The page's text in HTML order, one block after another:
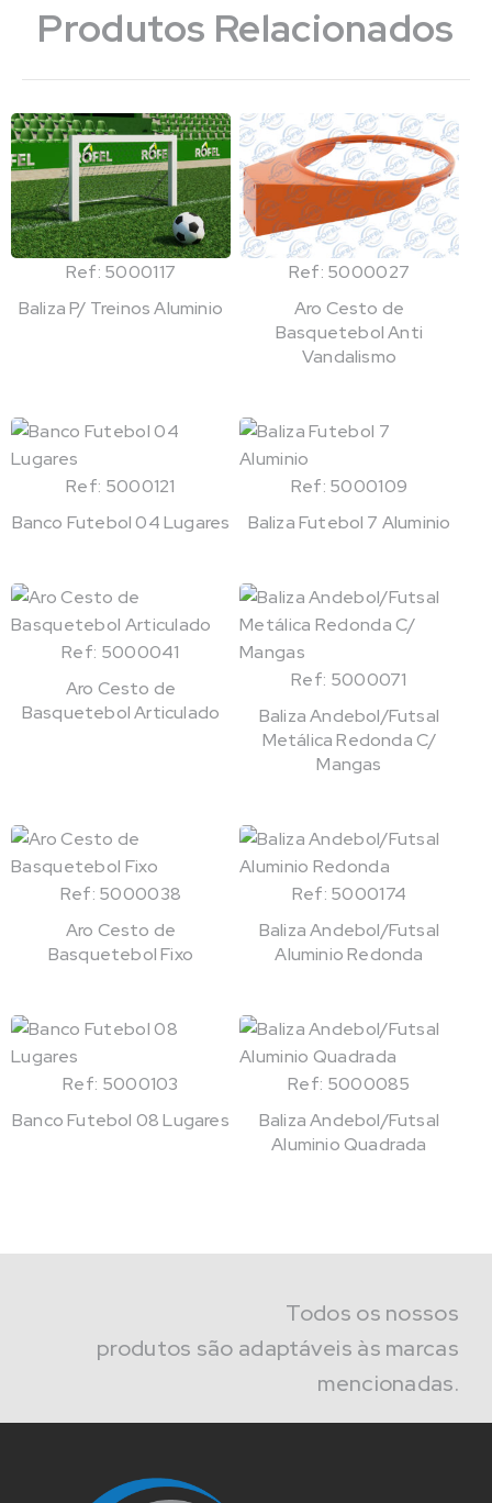
Produtos Relacionados
Ref: 5000117
Baliza P/ Treinos Aluminio
Ref: 5000027
Aro Cesto de
Basquetebol Anti
Vandalismo
Ref: 5000121
Banco Futebol 04 Lugares
Ref: 5000109
Baliza Futebol 7 Aluminio
Ref: 5000041
Aro Cesto de
Basquetebol Articulado
Ref: 5000071
Baliza Andebol/Futsal
Metálica Redonda C/
Mangas
Ref: 5000038
Aro Cesto de
Basquetebol Fixo
Ref: 5000174
Baliza Andebol/Futsal
Aluminio Redonda
Ref: 5000103
Banco Futebol 08 Lugares
Ref: 5000085
Baliza Andebol/Futsal
Aluminio Quadrada
Todos os nossos
produtos são adaptáveis às marcas
mencionadas.